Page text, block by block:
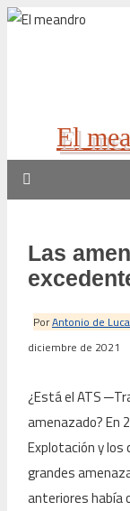
El
Las
PorAntonio de
diciembre de 2021
¿Está el ATS
amenazado? En
Explotación y los
grandes
anteriores había